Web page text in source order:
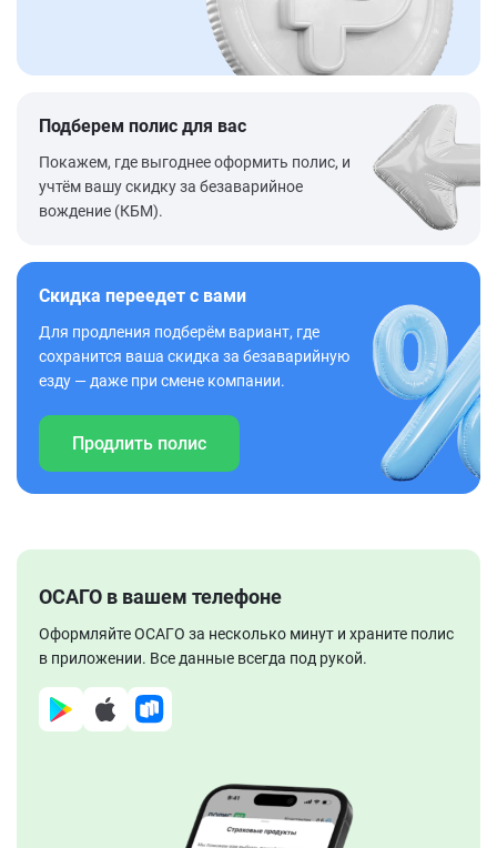
Подберем полис для вас
Покажем, где выгоднее оформить полис, и
учтём вашу скидку за безаварийное
вождение (КБМ).
Скидка переедет с вами
Для продления подберём вариант, где
сохранится ваша скидка за безаварийную
езду — даже при смене компании.
Продлить полис
ОСАГО в вашем телефоне
Оформляйте ОСАГО за несколько минут и храните полис
в приложении. Все данные всегда под рукой.